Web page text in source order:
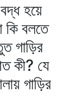
হয়ে
কি বলতে
গাড়ির
কী? যে
গাড়ির